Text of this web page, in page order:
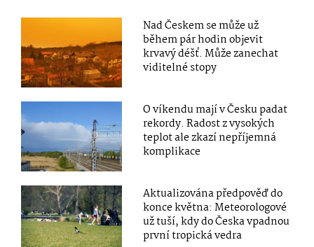
Nad Českem se může už
během pár hodin objevit
krvavý déšť. Může zanechat
viditelné stopy
O víkendu mají v Česku padat
rekordy. Radost z vysokých
teplot ale zkazí nepříjemná
komplikace
Aktualizována předpověď do
konce května: Meteorologové
už tuší, kdy do Česka vpadnou
první tropická vedra